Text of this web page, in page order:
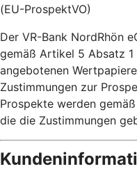
(EU-ProspektVO)
Der VR-Bank NordRhön
gemäß Artikel 5 Absatz
angebotenen
Zustimmungen zur
Prospekte werden
die die Zustimmungen